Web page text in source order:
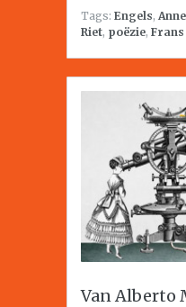
Tags: Engels,
Riet, poëzie, Frans
Van Alberto